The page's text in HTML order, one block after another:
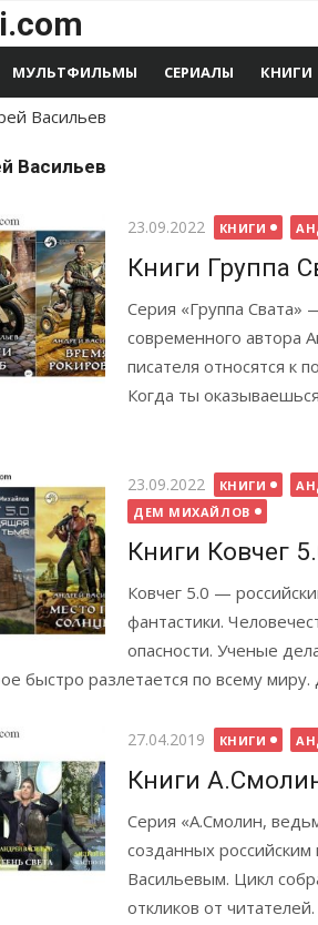
МУЛЬТФИЛЬМЫ СЕРИАЛЫ КНИГИ
Васильев
Васильев
Опубликовано
23.09.2022 КНИГИ
Книги Группа
Серия «Группа Свата»
современного автора
писателя относятся к
Когда ты
Опубликовано
23.09.2022 КНИГИ
ДЕМ МИХАЙЛОВ
Книги Ковчег
Ковчег 5.0 —
фантастики.
опасности. Ученые
быстро разлетается по всему миру.
Опубликовано
27.04.2019 КНИГИ
Книги
Серия «А.Смолин,
созданных
Васильевым. Цикл
откликов от